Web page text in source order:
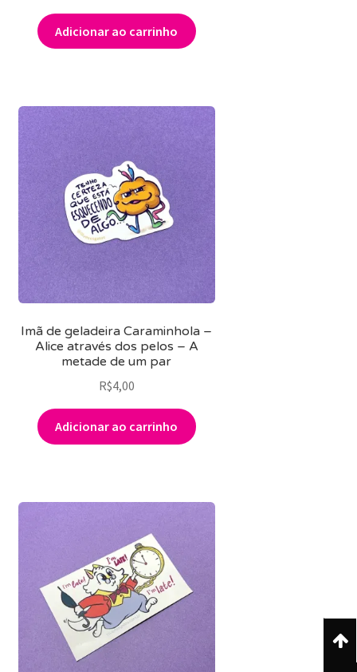
Adicionar ao carrinho
Imã de geladeira Caraminhola –
Alice através dos pelos – A
metade de um par
R$4,00
Adicionar ao carrinho